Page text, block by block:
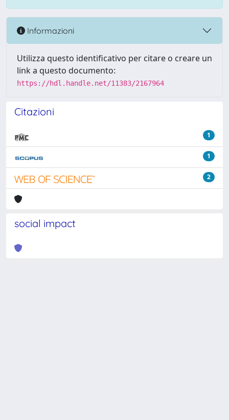
Informazioni
Utilizza questo identificativo per citare o creare un
link a questo documento:
https://hdl.handle.net/11383/2167964
Citazioni
1
1
2
social impact